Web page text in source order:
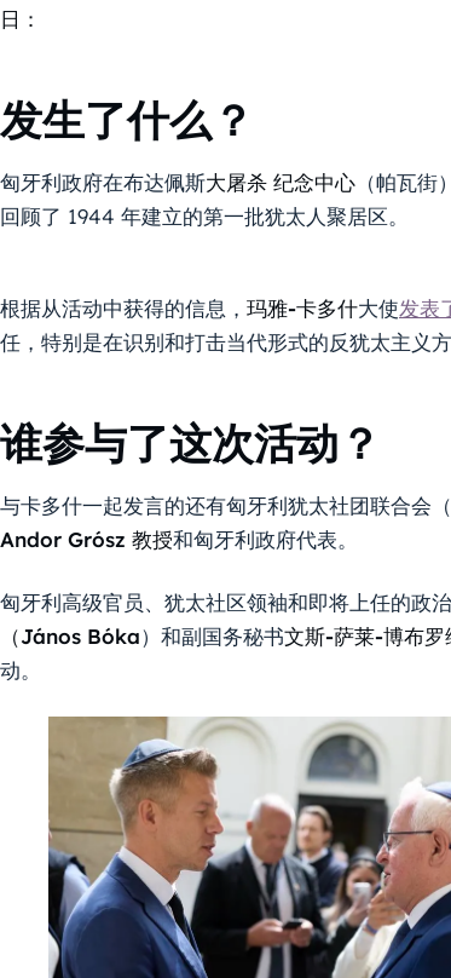
日：
发生了什么？
匈牙利政府在布达佩斯大屠杀 纪念中心 （帕瓦
回顾了 1944 年建立的第一批犹太人聚居区。
根据从活动中获得的信息， 玛雅-卡多什大使发表
任，特别是在识别和打击当代形式的反犹太主义方
谁参与了这次活动？
与卡多什一起发言的还有匈牙利犹太社团联合会
Andor Grósz 教授和匈牙利政府代表。
匈牙利高级官员、犹太社区领袖和即将上任的政
（János Bóka）和副国务秘书文斯-萨莱-博布
动。